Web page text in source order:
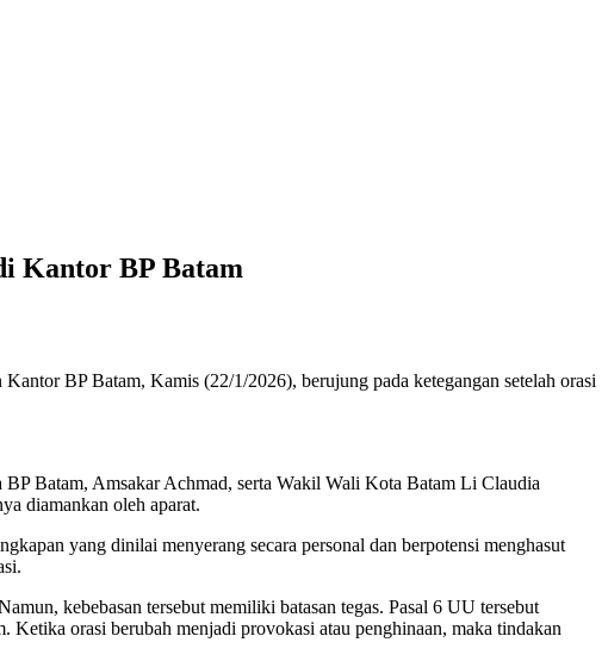
Kantor BP Batam
BP Batam, Kamis (22/1/2026), berujung pada ketegangan setelah orasi
Batam, Amsakar Achmad, serta Wakil Wali Kota Batam Li Claudia
diamankan oleh aparat.
yang dinilai menyerang secara personal dan berpotensi menghasut
kebebasan tersebut memiliki batasan tegas. Pasal 6 UU tersebut
Ketika orasi berubah menjadi provokasi atau penghinaan, maka tindakan